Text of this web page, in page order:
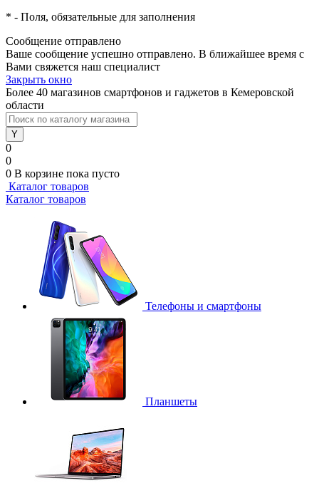
* - Поля, обязательные для заполнения
Сообщение отправлено
Ваше сообщение успешно отправлено. В ближайшее время с
Вами свяжется наш специалист
Закрыть окно
Более 40 магазинов смартфонов и гаджетов в Кемеровской
области
0
0
0 В корзине пока пусто
Каталог товаров
Каталог товаров
Телефоны и смартфоны
Планшеты